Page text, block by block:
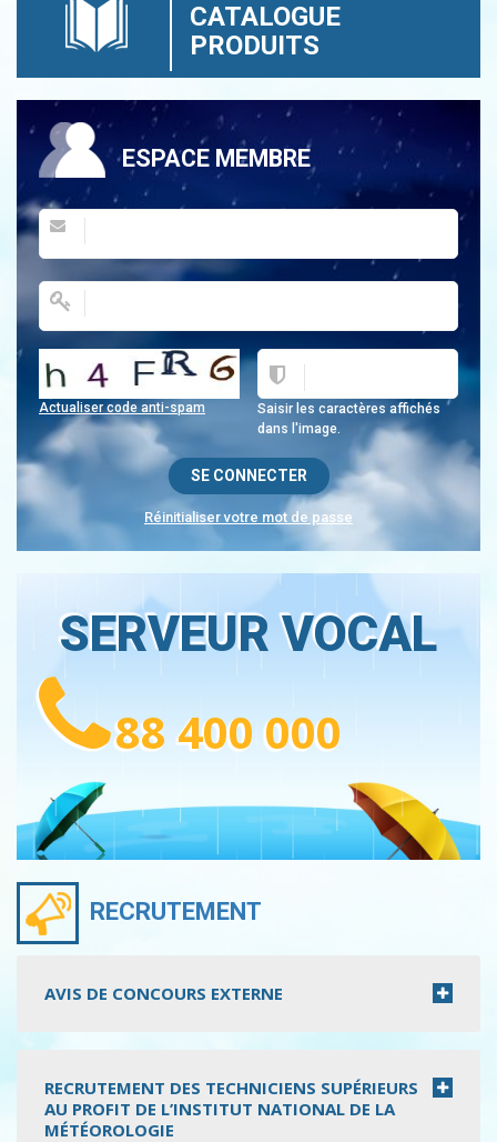
CATALOGUE
PRODUITS
ESPACE MEMBRE
Saisir les caractères affichés
dans l'image.
Actualiser code anti-spam
Réinitialiser votre mot de passe
SERVEUR VOCAL
88 400 000
RECRUTEMENT
AVIS DE CONCOURS EXTERNE
RECRUTEMENT DES TECHNICIENS SUPÉRIEURS
AU PROFIT DE L’INSTITUT NATIONAL DE LA
MÉTÉOROLOGIE